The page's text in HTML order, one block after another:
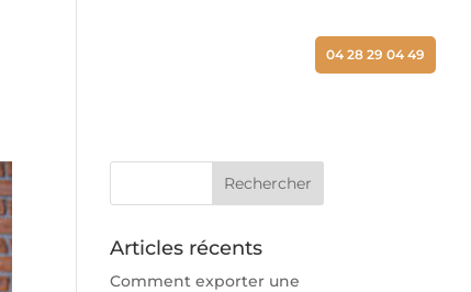
04 28 29 04 49
Articles récents
Comment exporter une